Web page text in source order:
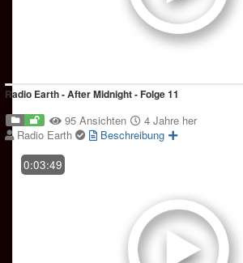
⁣Radio Earth - After Midnight - Folge 11
95 Ansichten
4 Jahre her
Radio Earth
Beschreibung
0:03:49